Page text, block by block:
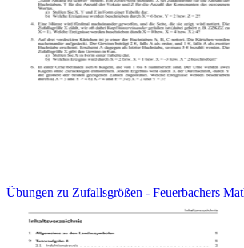
Übungen zu Zufallsgrößen - Feuerbachers